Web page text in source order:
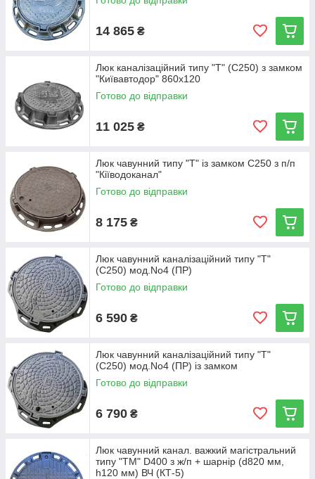
14 865 ₴
Люк каналізаційний типу "Т" (С250) з замком
"Київавтодор" 860х120
Готово до відправки
11 025 ₴
Люк чавунний типу "Т" із замком С250 з п/п
"Кіїводоканал"
Готово до відправки
8 175 ₴
Люк чавунний каналізаційний типу "Т"
(С250) мод.No4 (ПР)
Готово до відправки
6 590 ₴
Люк чавунний каналізаційний типу "Т"
(С250) мод.No4 (ПР) із замком
Готово до відправки
6 790 ₴
Люк чавунний канал. важкий магістральний
типу "ТМ" D400 з ж/п + шарнір (d820 мм,
h120 мм) ВЧ (КТ-5)